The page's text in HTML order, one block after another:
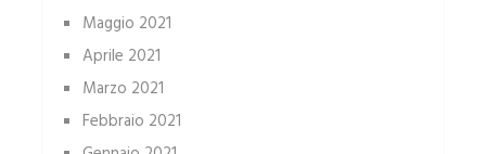
Maggio 2021
Aprile 2021
Marzo 2021
Febbraio 2021